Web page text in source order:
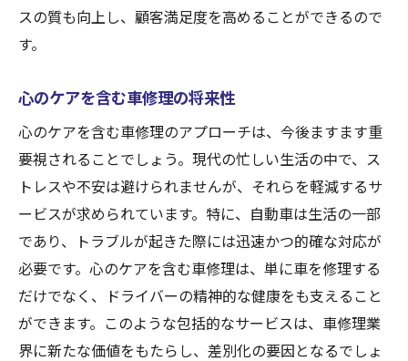
スの質も向上し、顧客満足度を高めることができるので
す。
心のケアを含む車修理の将来性
心のケアを含む車修理のアプローチは、今後ますます重
要視されることでしょう。現代の忙しい生活の中で、ス
トレスや不安は避けられませんが、それらを軽減するサ
ービスが求められています。特に、自動車は生活の一部
であり、トラブルが起きた際には迅速かつ的確な対応が
必要です。心のケアを含む車修理は、単に車を修理する
だけでなく、ドライバーの精神的な健康をも支えること
ができます。このような包括的なサービスは、車修理業
界に新たな価値をもたらし、差別化の要因となるでしょ